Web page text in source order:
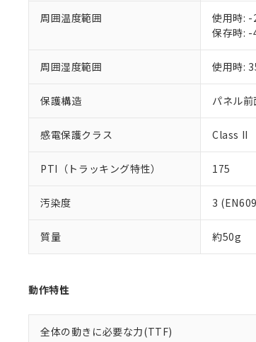
周囲温度範囲
使用時:
保存時:
周囲湿度範囲 使用時:
保護構造 パネル
感電保護クラス Class II
PTI（トラッキング特性） 175
汚染度 3
質量 約50g
動作特性
全体の動きに必要な力(TTF)
また
混在
既に
り割